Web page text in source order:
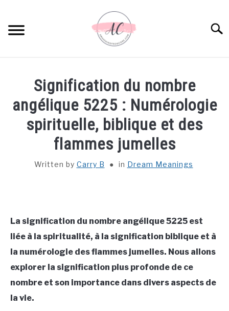
content
SPIRITUAL MEANINGS
DREAM MEANINGS
DECOR AND THANKSGIVING IDEAS
ABOUT US
Signification du nombre
angélique 5225 : Numérologie
spirituelle, biblique et des
flammes jumelles
Written by Carry B in Dream Meanings
La signification du nombre angélique 5225 est
liée à la spiritualité, à la signification biblique et à
la numérologie des flammes jumelles. Nous allons
explorer la signification plus profonde de ce
nombre et son importance dans divers aspects de
la vie.